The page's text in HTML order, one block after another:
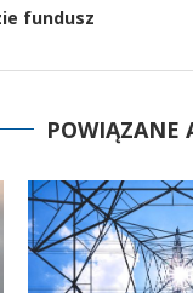
fundusz
POWIĄZANE